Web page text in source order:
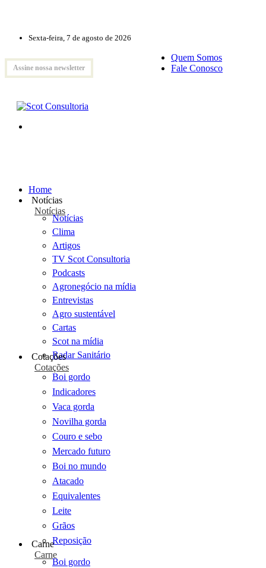
Sexta-feira, 7 de agosto de 2026
Assine nossa newsletter
Quem Somos
Fale Conosco
Home
Notícias
Notícias
Notícias
Clima
Artigos
TV Scot Consultoria
Podcasts
Agronegócio na mídia
Entrevistas
Agro sustentável
Cartas
Scot na mídia
Radar Sanitário
Cotações
Cotações
Boi gordo
Indicadores
Vaca gorda
Novilha gorda
Couro e sebo
Mercado futuro
Boi no mundo
Atacado
Equivalentes
Leite
Grãos
Reposição
Carne
Carne
Boi gordo